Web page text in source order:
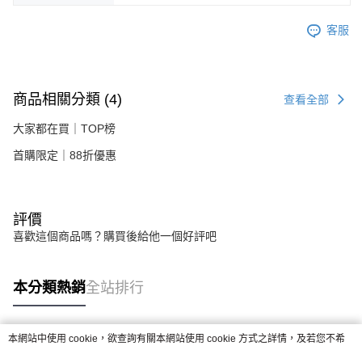
客服
商品相關分類 (4) 查看全部
大家都在買｜TOP榜
首購限定｜88折優惠
評價
喜歡這個商品嗎？購買後給他一個好評吧
本分類熱銷全站排行
本網站中使用 cookie，欲查詢有關本網站使用 cookie 方式之詳情，及若您不希